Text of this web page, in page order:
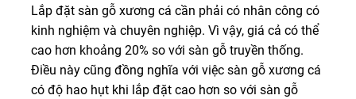
Lắp đặt sàn gỗ xương cá cần phải có nhân công có
kinh nghiệm và chuyên nghiệp. Vì vậy, giá cả có thể
cao hơn khoảng 20% so với sàn gỗ truyền thống.
Điều này cũng đồng nghĩa với việc sàn gỗ xương cá
có độ hao hụt khi lắp đặt cao hơn so với sàn gỗ